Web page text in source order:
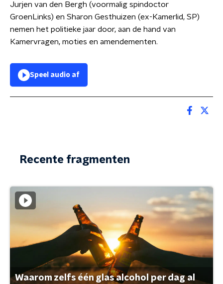
Jurjen van den Bergh (voormalig spindoctor
GroenLinks) en Sharon Gesthuizen (ex-Kamerlid, SP)
nemen het politieke jaar door, aan de hand van
Kamervragen, moties en amendementen.
Speel audio af
Recente fragmenten
Waarom zelfs één glas alcohol per dag al